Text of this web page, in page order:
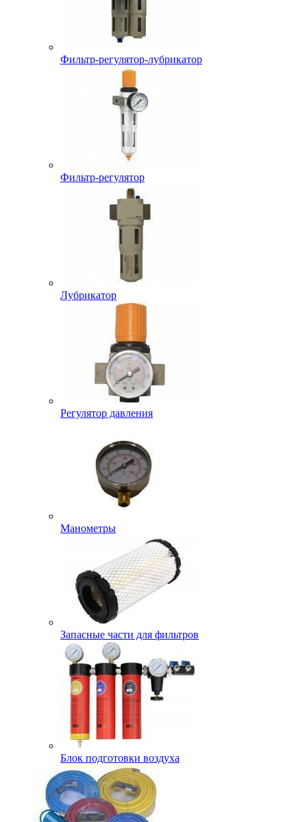
Фильтр-регулятор-лубрикатор
Фильтр-регулятор
Лубрикатор
Регулятор давления
Манометры
Запасные части для фильтров
Блок подготовки воздуха